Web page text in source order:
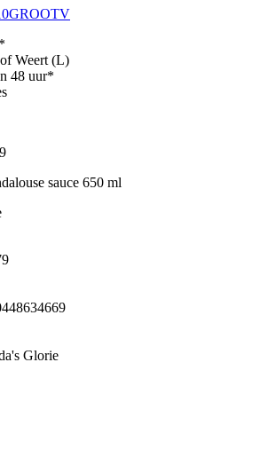
Weert (L)
48 uur*
sauce 650 ml
Glorie